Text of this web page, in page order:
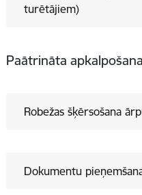
turētājiem)
Paātrināta
Robežas šķērsošana
Dokumentu